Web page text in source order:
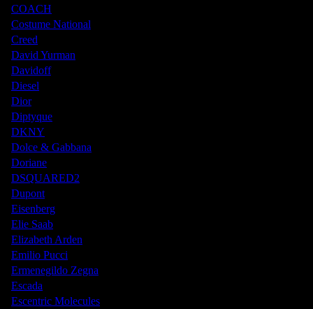
COACH
Costume National
Creed
David Yurman
Davidoff
Diesel
Dior
Diptyque
DKNY
Dolce & Gabbana
Doriane
DSQUARED2
Dupont
Eisenberg
Elie Saab
Elizabeth Arden
Emilio Pucci
Ermenegildo Zegna
Escada
Escentric Molecules